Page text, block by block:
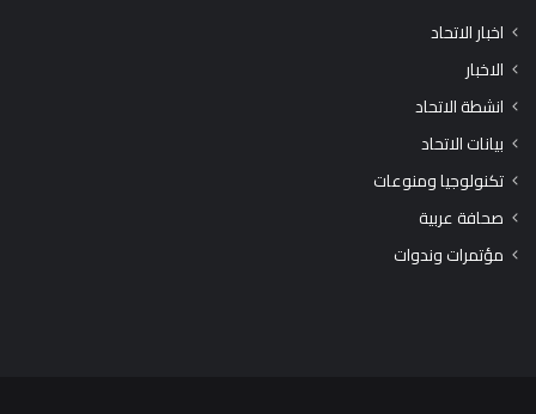
اخبار الاتحاد
الاخبار
انشطة الاتحاد
بيانات الاتحاد
تكنولوجيا ومنوعات
صحافة عربية
مؤتمرات وندوات